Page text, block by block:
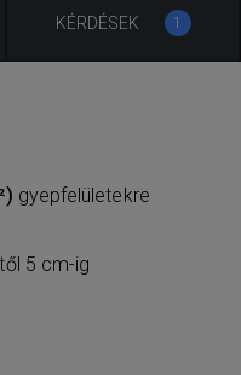
KÉRDÉSEK 1
gyepfelületekre
5 cm-ig